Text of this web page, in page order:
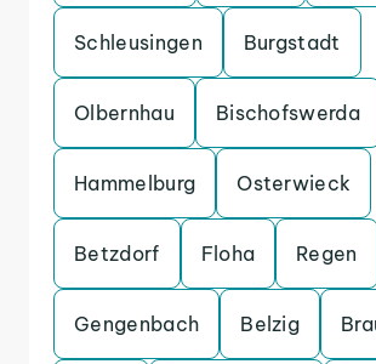
Schleusingen Burgstadt
Olbernhau Bischofswerda
Hammelburg Osterwieck
Betzdorf Floha Regen
Gengenbach Belzig